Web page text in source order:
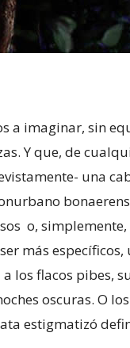
a imaginar, sin
Y que, de
una
o,
más
los flacos pibes,
oscuras. O
estigmatizó